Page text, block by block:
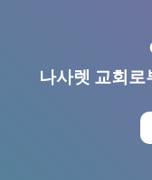
나사렛 교회